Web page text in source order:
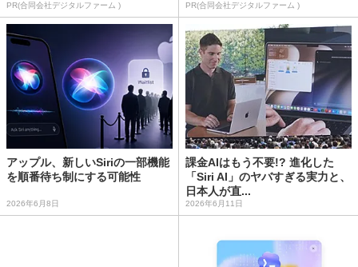
PR(合同会社デジタルファーム ) PR(合同会社デジタルファーム )
アップル、新しいSiriの一部機能
を順番待ち制にする可能性
2026年6月8日
課金AIはもう不要!? 進化した
「Siri AI」のヤバすぎる実力と、
日本人が直...
2026年6月11日